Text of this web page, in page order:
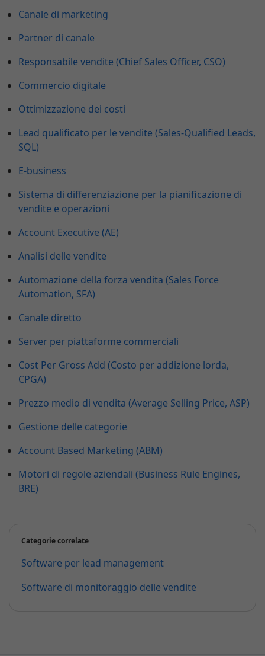
Canale di marketing
Partner di canale
Responsabile vendite (Chief Sales Officer, CSO)
Commercio digitale
Ottimizzazione dei costi
Lead qualificato per le vendite (Sales-Qualified Leads,
SQL)
E-business
Sistema di differenziazione per la pianificazione di
vendite e operazioni
Account Executive (AE)
Analisi delle vendite
Automazione della forza vendita (Sales Force
Automation, SFA)
Canale diretto
Server per piattaforme commerciali
Cost Per Gross Add (Costo per addizione lorda,
CPGA)
Prezzo medio di vendita (Average Selling Price, ASP)
Gestione delle categorie
Account Based Marketing (ABM)
Motori di regole aziendali (Business Rule Engines,
BRE)
Categorie correlate
Software per lead management
Software di monitoraggio delle vendite